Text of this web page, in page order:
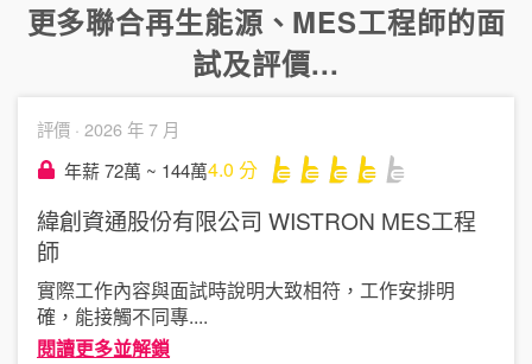
更多聯合再生能源、 MES工程師的面
試及評價...
評價 · 2026 年 7 月
年薪 72萬 ~ 144萬4.0 分
緯創資通股份有限公司 WISTRON MES工程
師
實際工作內容與面試時說明大致相符，工作安排明
確，能接觸不同專....
閱讀更多並解鎖